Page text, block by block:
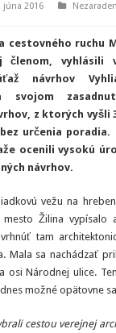
júna 2016
cestovného ruchu
vyhlásili
návrhov
svojom
z ktorých vyšli
určenia
ocenili vysokú
návrhov.
vežu na
Žilina vypísalo
tam
Mala sa nachádzať
osi Národnej ulice.
možné opätovne
cestou verejnej